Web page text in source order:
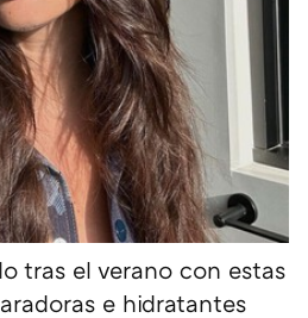
tras el verano con estas
e hidratantes